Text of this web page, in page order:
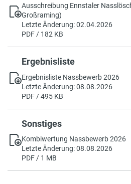
Ausschreibung Ennstaler
Großraming)
Letzte Änderung: 02.04.2026
PDF / 182 KB
Ergebnisliste
Ergebnisliste Nassbewerb 2026
Letzte Änderung: 08.08.2026
PDF / 495 KB
Sonstiges
Kombiwertung Nassbewerb 2026
Letzte Änderung: 08.08.2026
PDF / 1 MB